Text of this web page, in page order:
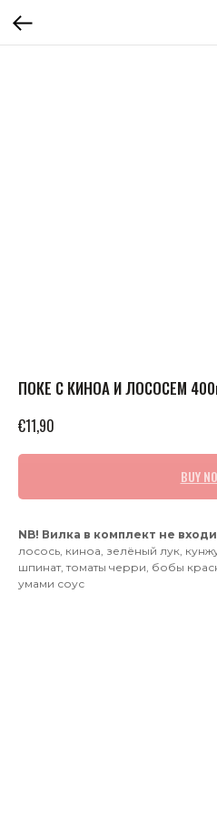
ПОКЕ С КИНОА И ЛОСОСЕМ
€11,90
BUY
NB! Вилка в комплект не
лосось, киноа, зелёный лук,
шпинат, томаты черри, бобы
умами соус